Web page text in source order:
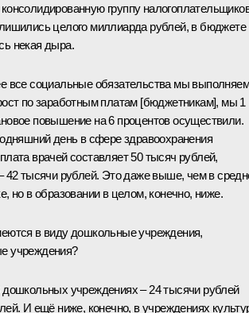
группу
целого миллиарда рублей, в бюджете
некая дыра.
все социальные обязательства мы
по заработным платам [бюджетникам], мы 1
повышение на 6 процентов осуществили.
день в сфере здравоохранения
врачей составляет 50 тысяч рублей,
42 тысячи рублей. Это даже выше, чем в
но в образовании в целом, конечно, ниже.
в виду дошкольные учреждения,
учреждения?
учреждениях – 24 тысячи рублей
И ещё ниже, конечно, в учреждениях